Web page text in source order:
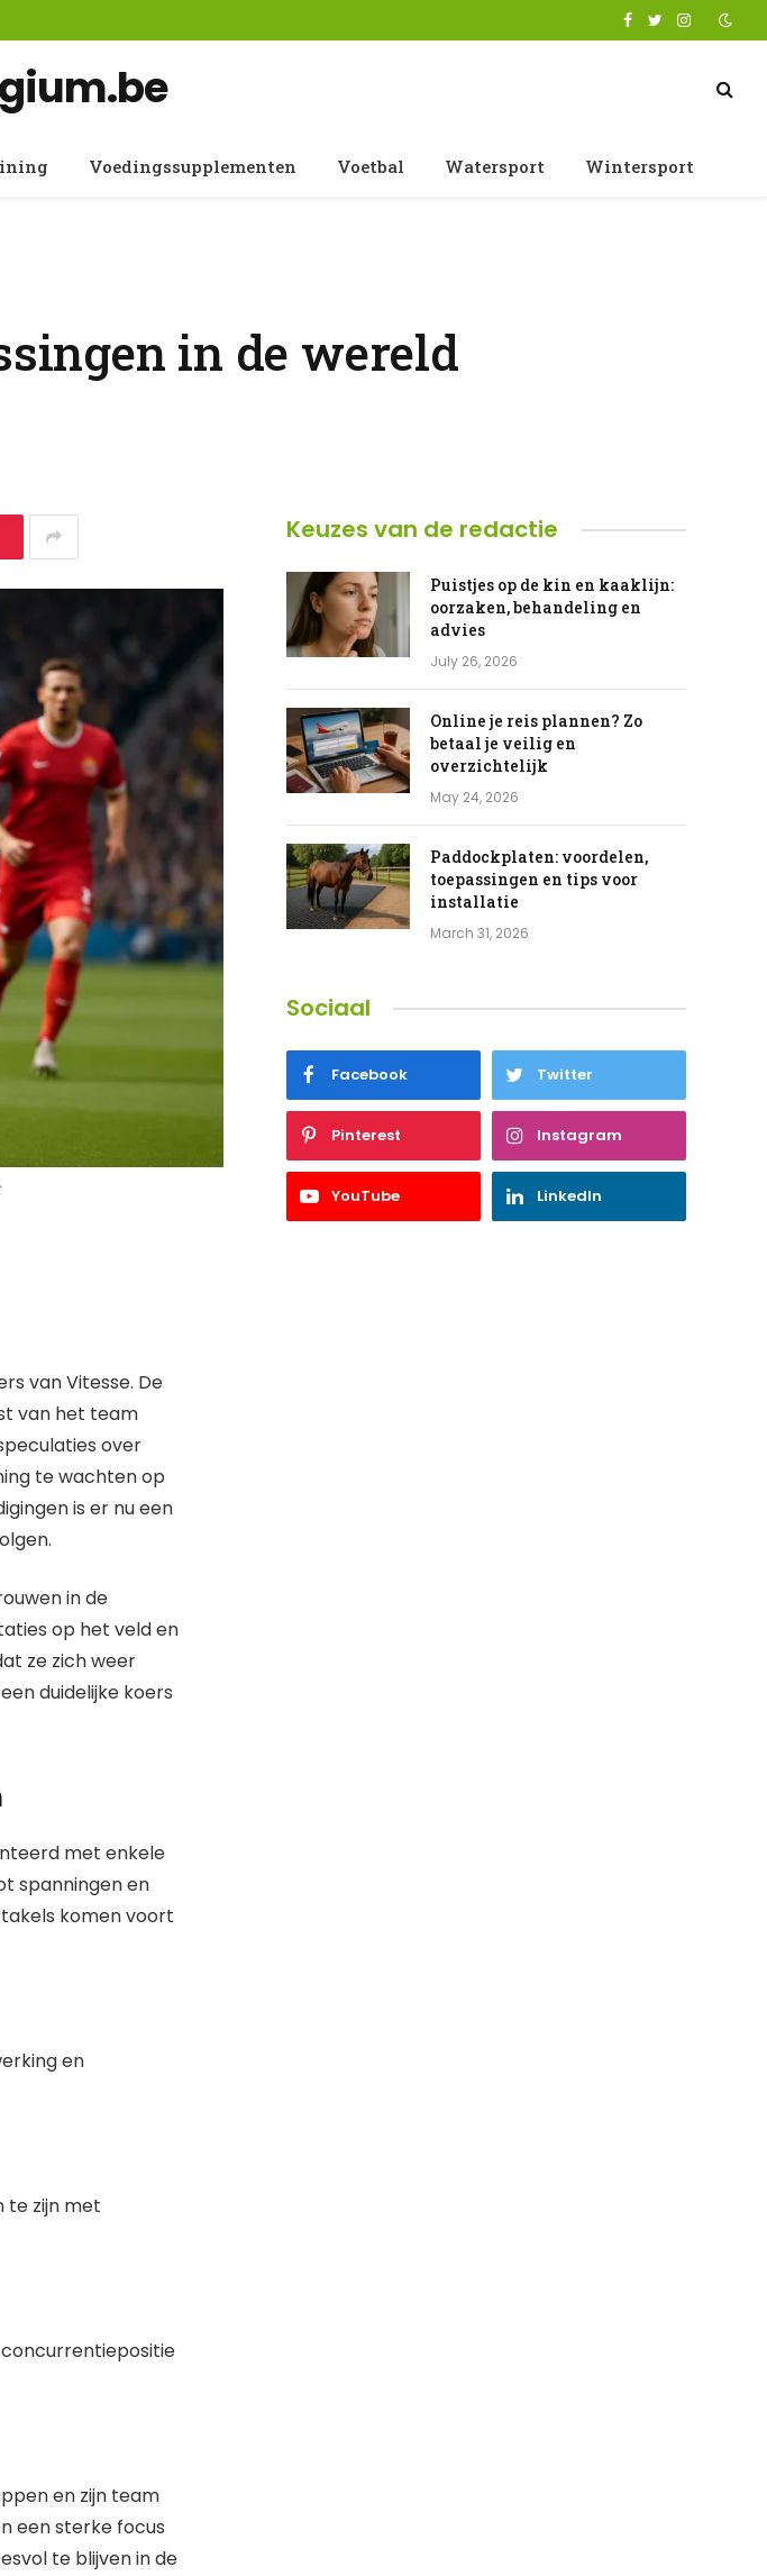
Facebook
TwitterInstagram
Voedingssupplementen Voetbal Watersport Wintersport
in de wereld
van Vitesse. De
van het team
over
te wachten op
is er nu een
in de
op het veld en
ze zich weer
duidelijke koers
met enkele
spanningen en
komen voort
en
te zijn met
en zijn team
een sterke focus
te blijven in de
Keuzes van de redactie
Puistjes op de kin en kaaklijn:
oorzaken, behandeling en
advies
July 26, 2026
Online je reis plannen? Zo
betaal je veilig en
overzichtelijk
May 24, 2026
Paddockplaten: voordelen,
toepassingen en tips voor
installatie
March 31, 2026
Sociaal
Facebook Twitter
Pinterest Instagram
YouTube LinkedIn